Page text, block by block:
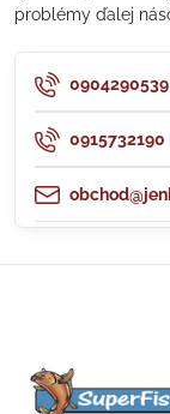
problémy ďalej
0904290539
0915732190